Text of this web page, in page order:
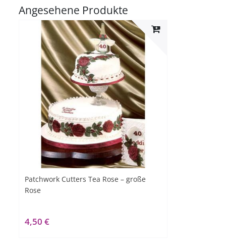
Angesehene Produkte
Patchwork Cutters Tea Rose – große
Rose
4,50 €